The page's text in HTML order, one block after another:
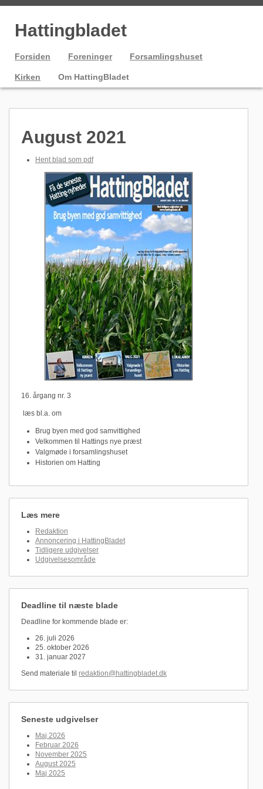
Hattingbladet
Forsiden Foreninger Forsamlingshuset
Kirken Om HattingBladet
August 2021
Hent blad som pdf
16. årgang nr. 3
læs bl.a. om
Brug byen med god samvittighed
Velkommen til Hattings nye præst
Valgmøde i forsamlingshuset
Historien om Hatting
Læs mere
Redaktion
Annoncering i HattingBladet
Tidligere udgivelser
Udgivelsesområde
Deadline til næste blade
Deadline for kommende blade er:
26. juli 2026
25. oktober 2026
31. januar 2027
Send materiale til redaktion@hattingbladet.dk
Seneste udgivelser
Maj 2026
Februar 2026
November 2025
August 2025
Maj 2025